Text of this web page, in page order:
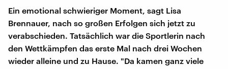
Ein emotional schwieriger Moment, sagt Lisa
Brennauer, nach so großen Erfolgen sich jetzt zu
verabschieden. Tatsächlich war die Sportlerin nach
den Wettkämpfen das erste Mal nach drei Wochen
wieder alleine und zu Hause. "Da kamen ganz viele